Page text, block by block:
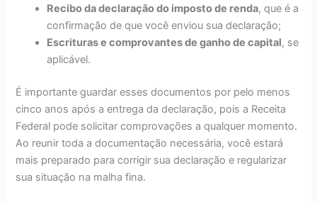
Recibo da declaração do imposto de renda, que é a
confirmação de que você enviou sua declaração;
Escrituras e comprovantes de ganho de capital, se
aplicável.
É importante guardar esses documentos por pelo menos
cinco anos após a entrega da declaração, pois a Receita
Federal pode solicitar comprovações a qualquer momento.
Ao reunir toda a documentação necessária, você estará
mais preparado para corrigir sua declaração e regularizar
sua situação na malha fina.